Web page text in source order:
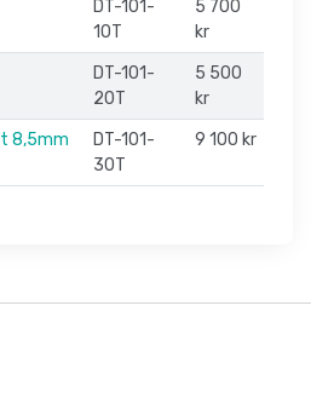
DT-101-
10T
5 700
kr
DT-101-
20T
5 500
kr
8,5mm
DT-101-
30T
9 100 kr